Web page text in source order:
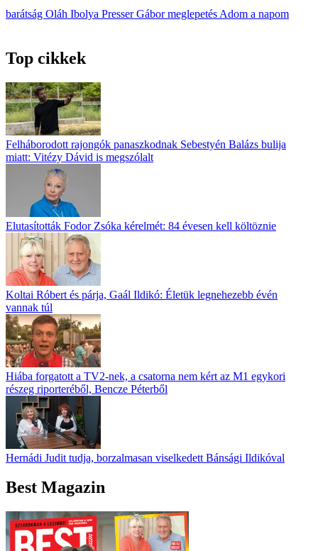
barátság Oláh Ibolya Presser Gábormeglepetés Adom a napom
Top cikkek
Felháborodott rajongók panaszkodnak Sebestyén Balázs bulija
miatt: Vitézy Dávid is megszólalt
Elutasították Fodor Zsóka kérelmét: 84 évesen kell költöznie
Koltai Róbert és párja, Gaál Ildikó: Életük legnehezebb évén
vannak túl
Hiába forgatott a TV2-nek, a csatorna nem kért az M1 egykori
részeg riporteréből, Bencze Péterből
Hernádi Judit tudja, borzalmasan viselkedett Bánsági Ildikóval
Best Magazin